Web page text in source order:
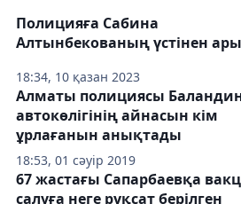
18:34, 10 қазан 2023
Полицияға Сабина
Алтынбекованың үстінен
18:53, 01 сәуір 2019
Алматы полициясы
автокөлігінің айнасын кім
ұрлағанын анықтады
67 жастағы Сапарбаевқа
салуға неге рұқсат берілген